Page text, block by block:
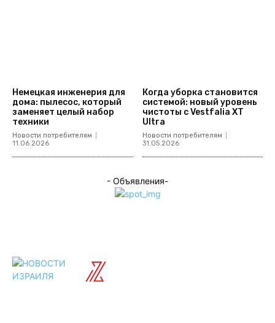
Немецкая инженерия для
дома: пылесос, который
заменяет целый набор
техники
Новости потребителям
11.06.2026
Когда уборка становится
системой: новый уровень
чистоты с Vestfalia XT
Ultra
Новости потребителям
31.05.2026
- Объявления-